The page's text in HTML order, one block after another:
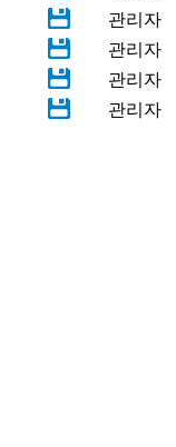
관리자
관리자
관리자
관리자